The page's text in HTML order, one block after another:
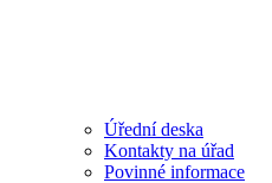
Úřední deska
Kontakty na úřad
Povinné informace